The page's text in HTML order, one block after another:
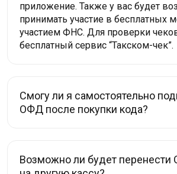
приложение. Также у вас будет
принимать участие в бесплатных
участием ФНС. Для проверки
бесплатный сервис “Такском-чек”.
Смогу ли я самостоятельно
ОФД после покупки кода?
Возможно ли будет